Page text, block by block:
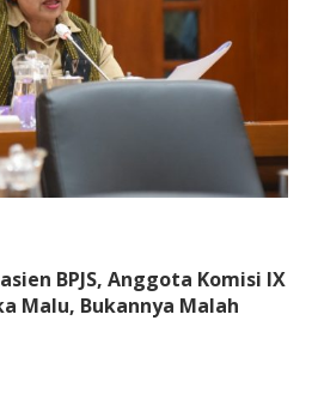
BPJS, Anggota Komisi IX
Malu, Bukannya Malah